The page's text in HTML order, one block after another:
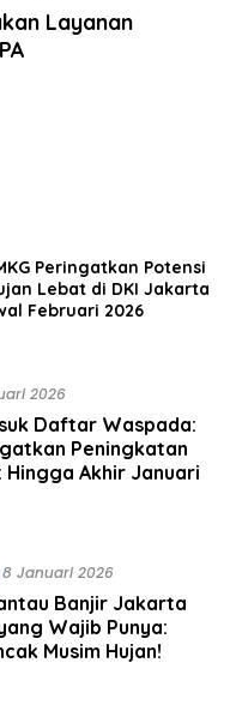
Layanan
Peringatkan Potensi
Lebat di DKI Jakarta
Februari 2026
2026
Daftar Waspada:
Peningkatan
Hingga Akhir Januari
8 Januari 2026
Banjir Jakarta
Wajib Punya:
Musim Hujan!